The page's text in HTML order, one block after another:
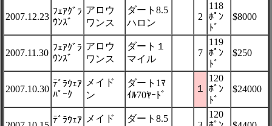
2007.12.23
ﾌｪｱｸﾞﾗ
ｳﾝｽﾞ
アロウ
ワンス
ダート8.5
ハロン
2
118
ﾎﾟﾝ
ﾄﾞ
$8000
2007.11.30
ﾌｪｱｸﾞﾗ
ｳﾝｽﾞ
アロウ
ワンス
ダート１
マイル
7
119
ﾎﾟﾝ
ﾄﾞ
$250
2007.10.30
ﾃﾞﾗｳｪｱ
ﾊﾟｰｸ
メイド
ン
ダート1ﾏ
ｲﾙ70ﾔｰﾄﾞ
１
120
ﾎﾟﾝ
ﾄﾞ
$24000
ﾃﾞﾗｳｪｱ メイド
ダート8.5
120